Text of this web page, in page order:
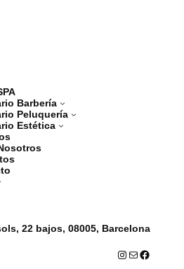
Barbería
Peluquería
Estética
22 bajos, 08005, Barcelona
Instagram Correo electrónico Facebook